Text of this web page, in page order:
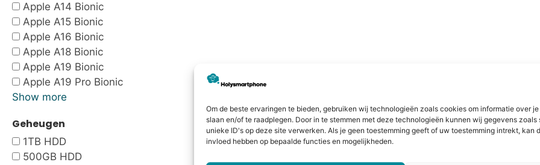
Om de beste ervaringen te bieden, gebruiken wij technologieën zoals cookies om informatie over
slaan en/of te raadplegen. Door in te stemmen met deze technologieën kunnen wij gegevens zoals
unieke ID's op deze site verwerken. Als je geen toestemming geeft of uw toestemming intrekt, kan
invloed hebben op bepaalde functies en mogelijkheden.
Apple A14 Bionic
Apple A15 Bionic
Apple A16 Bionic
Apple A18 Bionic
Apple A19 Bionic
Apple A19 Pro Bionic
Show more
Geheugen
1TB HDD
500GB HDD